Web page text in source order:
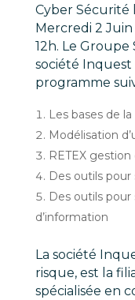
Cyber Sécurité
Mercredi 2 Juin
12h. Le Groupe
société
programme
Les bases de
Modélisation
RETEX
Des outils pour
Des outils
d’information
La société
risque, est la
spécialisée en